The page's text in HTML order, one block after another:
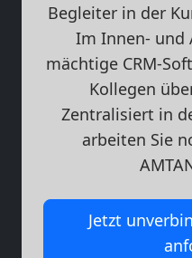
Begleiter in der
Im Innen- und
mächtige CRM-
Kollegen
Zentralisiert in
arbeiten Sie
Jetzt